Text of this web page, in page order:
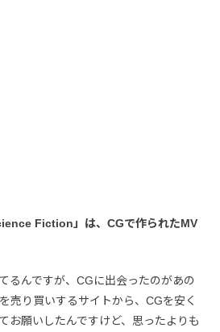
Fiction」は、CGで作られたMV
るんですが、CGに出会ったのがあの
売り買いするサイトから、CGを安く
お願いしたんですけど、思ったよりも